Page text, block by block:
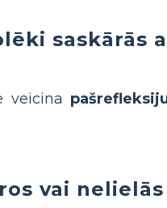
saskārās
veicina
vai nelielās